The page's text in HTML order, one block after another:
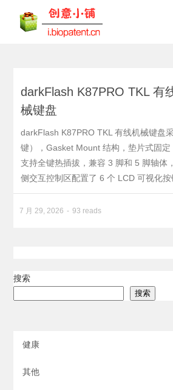
darkFlash K87PRO TKL 有
械键盘
darkFlash K87PRO TKL 有线机械键盘
键），Gasket Mount 结构，垫片式固定
支持全键热插拔，兼容 3 脚和 5 脚轴体
侧交互控制区配置了 6 个 LCD 可视化按
7 月 29, 2026 93 reads
搜索
搜索
健康
其他